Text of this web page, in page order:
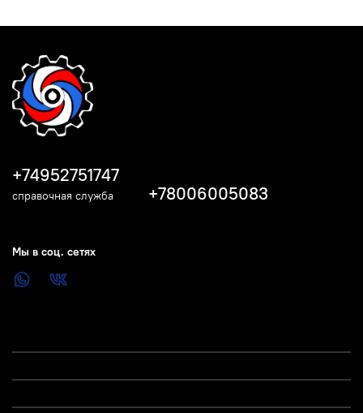
+74952751747
справочная служба +78006005083
Мы в соц. сетях